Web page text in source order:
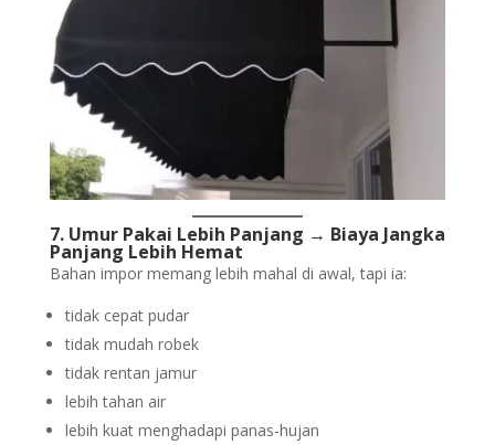
7. Umur Pakai Lebih Panjang → Biaya Jangka
Panjang Lebih Hemat
Bahan impor memang lebih mahal di awal, tapi ia:
tidak cepat pudar
tidak mudah robek
tidak rentan jamur
lebih tahan air
lebih kuat menghadapi panas-hujan